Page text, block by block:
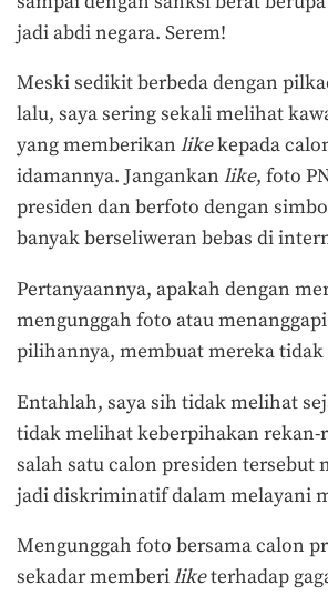
jadi abdi negara. Serem!
Meski sedikit berbeda dengan
lalu, saya sering sekali melihat
yang memberikan likekepada
idamannya. Jangankan like, foto
presiden dan berfoto dengan
banyak berseliweran bebas di
Pertanyaannya, apakah dengan
mengunggah foto atau
pilihannya, membuat mereka tidak
Entahlah, saya sih tidak melihat
tidak melihat keberpihakan rekan-
salah satu calon presiden tersebut
jadi diskriminatif dalam melayani
Mengunggah foto bersama calon
sekadar memberiliketerhadap